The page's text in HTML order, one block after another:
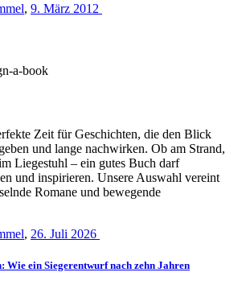
, 9. März 2012
Zeit für Geschichten, die den Blick
und lange nachwirken. Ob am Strand,
Liegestuhl – ein gutes Buch darf
und inspirieren. Unsere Auswahl vereint
Romane und bewegende
, 26. Juli 2026
ein Siegerentwurf nach zehn Jahren